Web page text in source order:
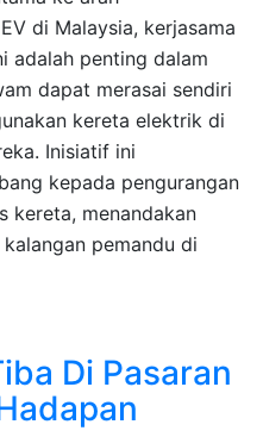
di Malaysia, kerjasama
adalah penting dalam
dapat merasai sendiri
kereta elektrik di
Inisiatif ini
kepada pengurangan
kereta, menandakan
pemandu di
Di Pasaran